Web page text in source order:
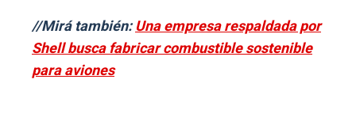
//Mirá también:Una empresa respaldada por
Shell busca fabricar combustible sostenible
para aviones